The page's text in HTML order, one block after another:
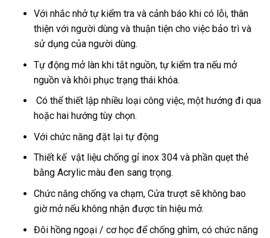
Với nhắc nhở tự kiểm tra và cảnh báo khi có lỗi, thân
thiện với người dùng và thuận tiện cho việc bảo trì và
sử dụng của người dùng.
Tự động mở làn khi tắt nguồn, tự kiểm tra nếu mở
nguồn và khôi phục trạng thái khóa.
Có thể thiết lập nhiều loại công việc, một hướng đi qua
hoặc hai hướng tùy chọn.
Với chức năng đặt lại tự động
Thiết kế vật liệu chống gỉ inox 304 và phần quẹt thẻ
bằng Acrylic màu đen sang trọng.
Chức năng chống va chạm, Cửa trượt sẽ không bao
giờ mở nếu không nhận được tín hiệu mở.
Đôi hồng ngoại / cơ học để chống ghìm, có chức năng